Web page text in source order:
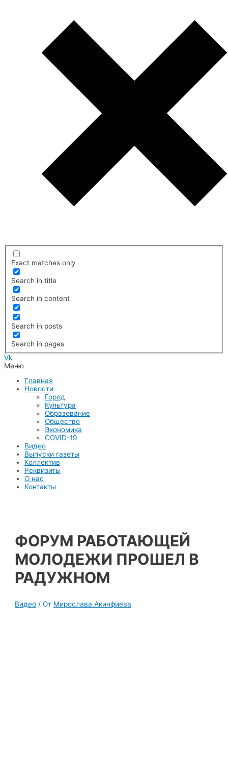
Exact matches only
Search in title
Search in content
Search in posts
Search in pages
Vk
Меню
Главная
Новости
Город
Культура
Образование
Общество
Экономика
COVID-19
Видео
Выпуски газеты
Коллектив
Реквизиты
О нас
Контакты
ФОРУМ РАБОТАЮЩЕЙ
МОЛОДЕЖИ ПРОШЕЛ В
РАДУЖНОМ
Видео / От Мирослава Акинфиева